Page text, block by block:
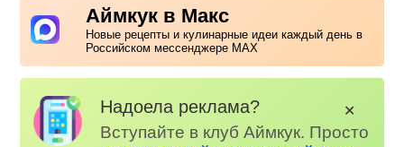
Аймкук в Макс
Новые рецепты и кулинарные идеи каждый день в
Российском мессенджере MAX
Надоела реклама?
Вступайте в клуб Аймкук. Просто
✕